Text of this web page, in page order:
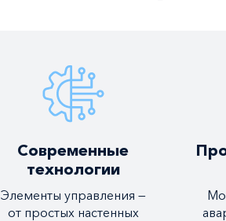
Современные
технологии
Элементы управления —
от простых настенных